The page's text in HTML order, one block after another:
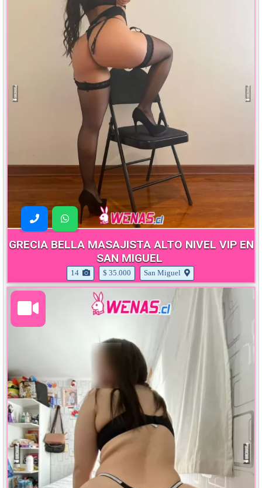
GRECIA BELLA MASAJISTA ALTO NIVEL VIP EN
SAN MIGUEL
14 $ 35.000 San Miguel